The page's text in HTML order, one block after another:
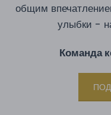
общим
улыбки -
Команда